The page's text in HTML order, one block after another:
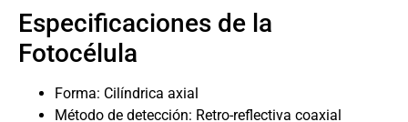
Especificaciones de la
Fotocélula
Forma: Cilíndrica axial
Método de detección: Retro-reflectiva coaxial